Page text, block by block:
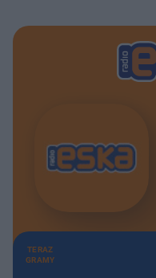
TERAZ
GRAMY